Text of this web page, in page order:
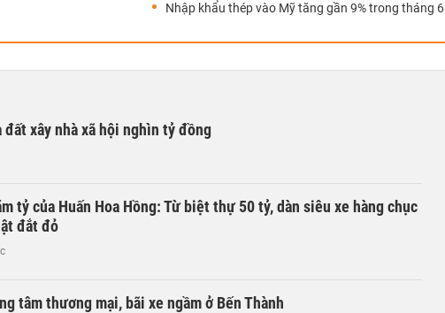
Nhập khẩu thép vào Mỹ tăng gần 9% trong tháng 6
đất xây nhà xã hội nghìn tỷ đồng
tỷ của Huấn Hoa Hồng: Từ biệt thự 50 tỷ, dàn siêu xe hàng chục
đắt đỏ
tâm thương mại, bãi xe ngầm ở Bến Thành